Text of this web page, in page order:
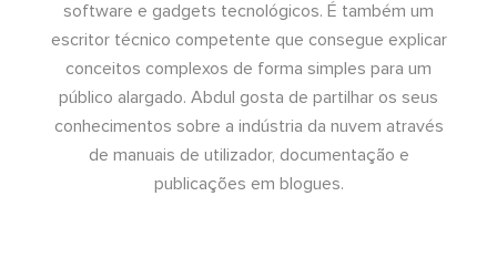
software e gadgets tecnológicos. É também um
escritor técnico competente que consegue explicar
conceitos complexos de forma simples para um
público alargado. Abdul gosta de partilhar os seus
conhecimentos sobre a indústria da nuvem através
de manuais de utilizador, documentação e
publicações em blogues.